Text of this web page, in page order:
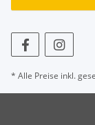
* Alle Preise inkl.